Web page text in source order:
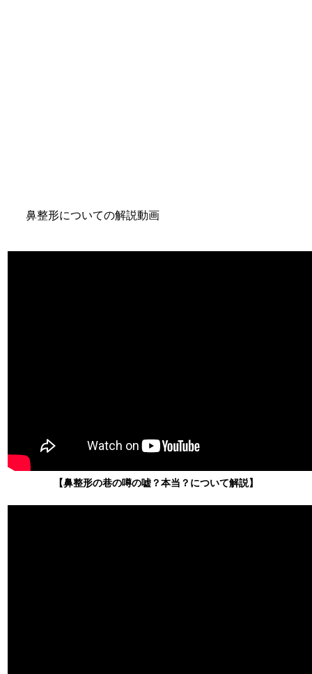
鼻整形についての解説動画
【鼻整形の巷の噂の嘘？本当？について解説】